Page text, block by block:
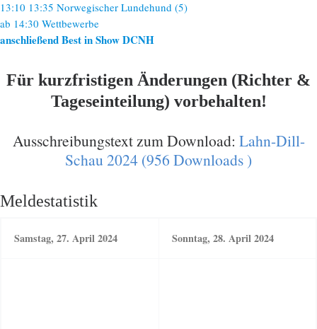
13:10 13:35 Norwegischer Lundehund (5)
ab 14:30 Wettbewerbe
anschließend Best in Show DCNH
Für kurzfristigen Änderungen (Richter &
Tageseinteilung) vorbehalten!
Ausschreibungstext zum Download: Lahn-Dill-
Schau 2024 (956 Downloads )
Meldestatistik
Samstag, 27. April 2024 Sonntag, 28. April 2024